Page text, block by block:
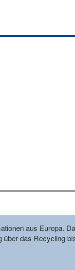
aus Europa.
das Recycling